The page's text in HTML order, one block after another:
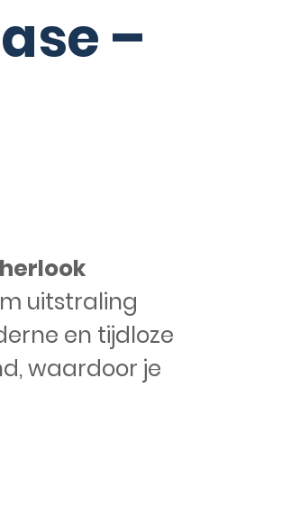
–
uitstraling
en tijdloze
waardoor je